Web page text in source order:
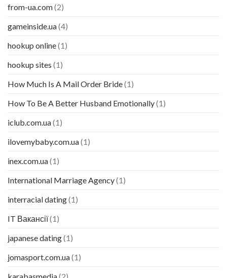
from-ua.com(2)
gameinside.ua(4)
hookup online(1)
hookup sites (1)
How Much Is A Mail Order Bride(1)
How To Be A Better Husband Emotionally(1)
iclub.com.ua(1)
ilovemybaby.com.ua(1)
inex.com.ua(1)
International Marriage Agency(1)
interracial dating(1)
IT Вакансії(1)
japanese dating(1)
jomasport.com.ua(1)